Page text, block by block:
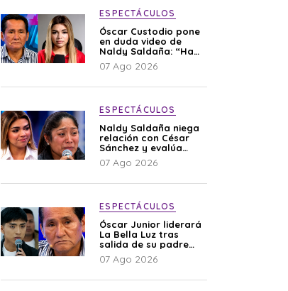
ESPECTÁCULOS
Óscar Custodio pone
en duda video de
Naldy Saldaña: “Hay
cosas que de repente
se han editado”
07 Ago 2026
ESPECTÁCULOS
Naldy Saldaña niega
relación con César
Sánchez y evalúa
denunciar a su
esposa: “Es una
07 Ago 2026
ESPECTÁCULOS
Óscar Junior liderará
La Bella Luz tras
salida de su padre
por polémica con
Naldy Saldaña
07 Ago 2026